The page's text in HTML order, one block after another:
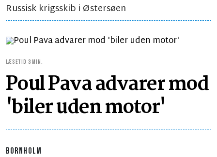
Russisk krigsskib i Østersøen
LÆSETID 3 MIN.
Poul Pava advarer mod
'biler uden motor'
BORNHOLM